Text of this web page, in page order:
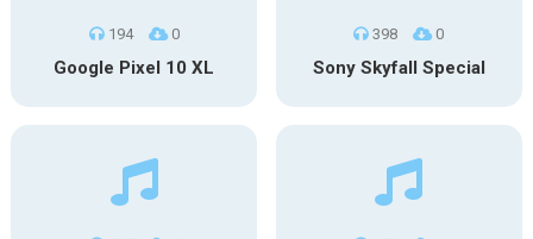
194 0
Google Pixel 10 XL
398 0
Sony Skyfall Special